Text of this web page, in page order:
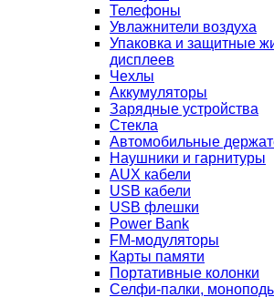
Телефоны
Увлажнители воздуха
Упаковка и защитные
дисплеев
Чехлы
Аккумуляторы
Зарядные устройства
Стекла
Автомобильные
Наушники и гарнитуры
AUX кабели
USB кабели
USB флешки
Power Bank
FM-модуляторы
Карты памяти
Портативные колонки
Селфи-палки,